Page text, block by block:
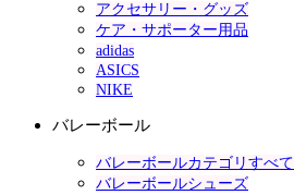
アクセサリー・グッズ
ケア・サポーター用品
adidas
ASICS
NIKE
バレーボール
バレーボールカテゴリすべて
バレーボールシューズ